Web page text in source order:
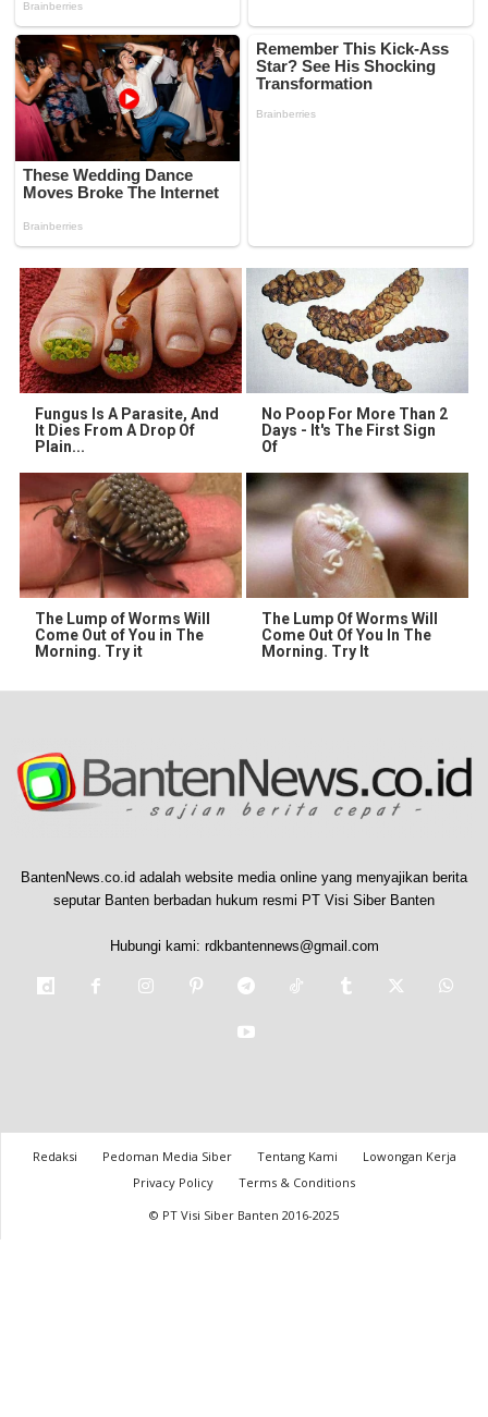
Fungus Is A Parasite, And
It Dies From A Drop Of
Plain...
No Poop For More Than 2
Days - It's The First Sign
Of
The Lump of Worms Will
Come Out of You in The
Morning. Try it
The Lump Of Worms Will
Come Out Of You In The
Morning. Try It
BantenNews.co.id adalah website media online yang menyajikan berita
seputar Banten berbadan hukum resmi PT Visi Siber Banten
Hubungi kami: rdkbantennews@gmail.com
Redaksi Pedoman Media Siber Tentang Kami
Lowongan Kerja
Privacy Policy
Terms & Conditions
© PT Visi Siber Banten 2016-2025